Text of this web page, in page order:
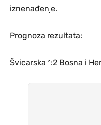
iznenađenje.
Prognoza rezultata:
Švicarska 1:2 Bosna i